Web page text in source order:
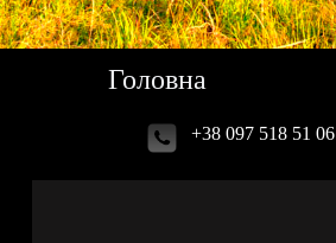
Головна
+38 097 518 51 06